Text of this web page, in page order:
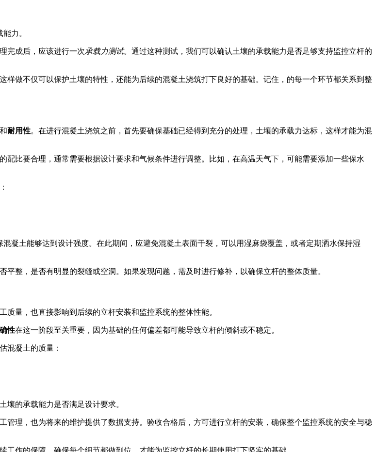
力。
完成后，应该进行一次承载力测试。通过这种测试，我们可以确认土壤的承载能力是否足够支持监控立杆的
做不仅可以保护土壤的特性，还能为后续的混凝土浇筑打下良好的基础。记住，的每一个环节都关系到整
和耐用性。在进行混凝土浇筑之前，首先要确保基础已经得到充分的处理，土壤的承载力达标，这样才能为混
比要合理，通常需要根据设计要求和气候条件进行调整。比如，在高温天气下，可能需要添加一些保水
混凝土能够达到设计强度。在此期间，应避免混凝土表面干裂，可以用湿麻袋覆盖，或者定期洒水保持湿
整，是否有明显的裂缝或空洞。如果发现问题，需及时进行修补，以确保立杆的整体质量。
量，也直接影响到后续的立杆安装和监控系统的整体性能。
性在这一阶段至关重要，因为基础的任何偏差都可能导致立杆的倾斜或不稳定。
混凝土的质量：
壤的承载能力是否满足设计要求。
理，也为将来的维护提供了数据支持。验收合格后，方可进行立杆的安装，确保整个监控系统的安全与稳